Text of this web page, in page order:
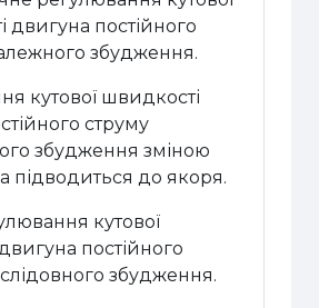
двигуна постійного
збудження.
кутової швидкості
струму
збудження зміною
підводиться до якоря.
кутової
постійного
збудження.